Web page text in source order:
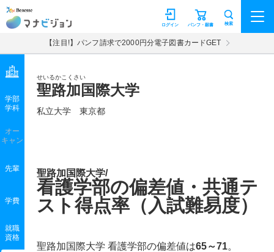
マナビジョン パンフ・願書
ログイン 検索
【注目!】パンフ請求で2000円分電子図書カードGET
せいるかこくさい
聖路加国際大学
私立大学 東京都
学部
学科
オー
キャン
先輩
学費
就職
資格
聖路加国際大学/
看護学部の偏差値・共通テ
スト得点率（入試難易度）
聖路加国際大学 看護学部の偏差値は65～71。